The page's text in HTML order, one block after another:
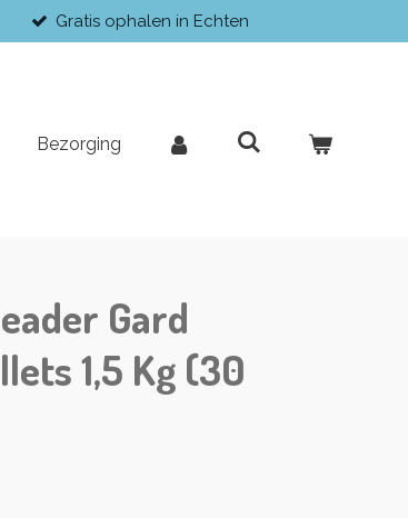
Gratis ophalen in Echten
Bezorging
Gard
1,5 Kg (30